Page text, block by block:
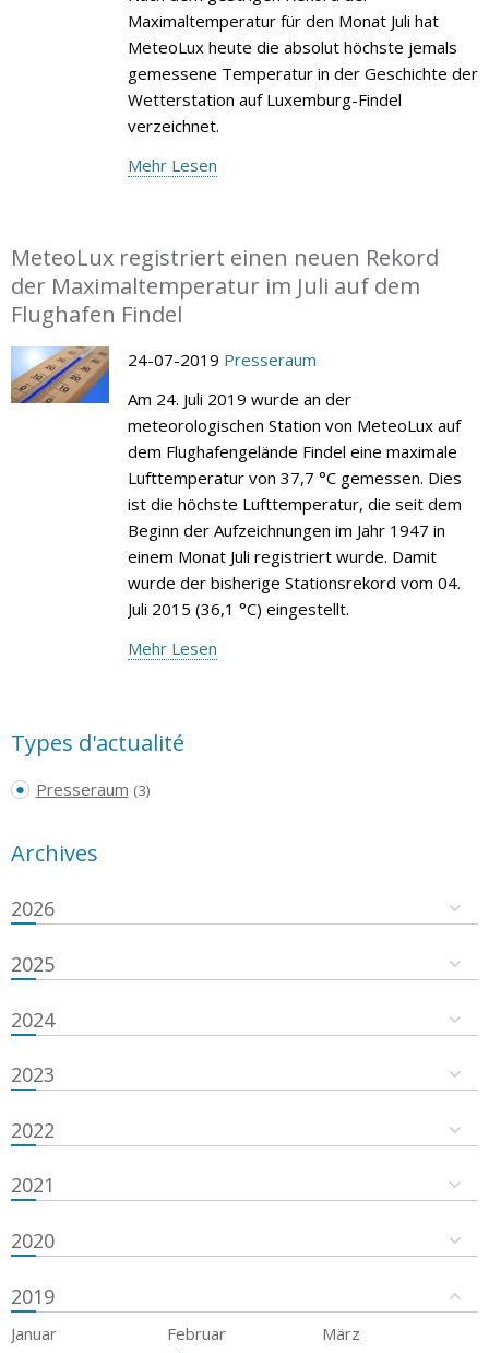
Maximaltemperatur für den Monat Juli hat
MeteoLux heute die absolut höchste jemals
gemessene Temperatur in der Geschichte der
Wetterstation auf Luxemburg-Findel
verzeichnet.
Mehr Lesen
MeteoLux registriert einen neuen Rekord
der Maximaltemperatur im Juli auf dem
Flughafen Findel
24-07-2019 Presseraum
Am 24. Juli 2019 wurde an der
meteorologischen Station von MeteoLux auf
dem Flughafengelände Findel eine maximale
Lufttemperatur von 37,7 °C gemessen. Dies
ist die höchste Lufttemperatur, die seit dem
Beginn der Aufzeichnungen im Jahr 1947 in
einem Monat Juli registriert wurde. Damit
wurde der bisherige Stationsrekord vom 04.
Juli 2015 (36,1 °C) eingestellt.
Mehr Lesen
Types d'actualité
Presseraum (3)
Archives
2026
2025
2024
2023
2022
2021
2020
2019
Januar Februar
März